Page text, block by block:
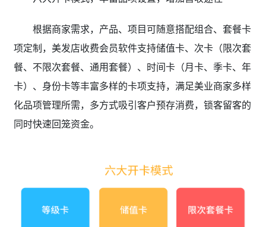
根据商家需求，产品、项目可随意搭配组合、套餐卡
项定制，美发店收费会员软件支持储值卡、次卡（限次套
餐、不限次套餐、通用套餐）、时间卡（月卡、季卡、年
卡）、身份卡等丰富多样的卡项支持，满足美业商家多样
化品项管理所需，多方式吸引客户预存消费，锁客留客的
同时快速回笼资金。